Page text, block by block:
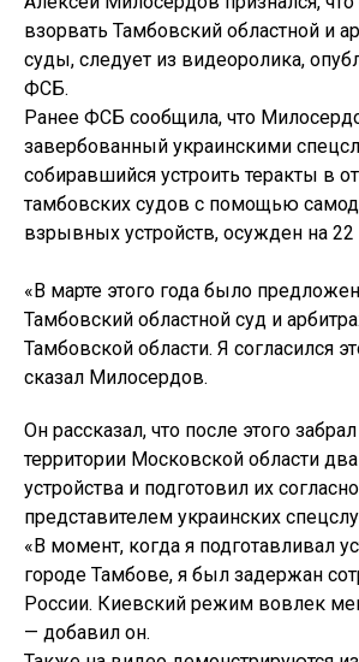
взорвать Тамбовский областной и
суды, следует из видеоролика,
ФСБ.
Ранее ФСБ сообщила, что
завербованный украинскими
собиравшийся устроить теракты в
тамбовских судов с помощью
взрывных устройств, осужден на 22
«В марте этого года было
Тамбовский областной суд и
Тамбовской области. Я согласился
сказал Милосердов.
Он рассказал, что после этого
территории Московской области
устройства и подготовил их
представителем украинских
«В момент, когда я подготавливал
городе Тамбове, я был задержан
России. Киевский режим вовлек
— добавил он.